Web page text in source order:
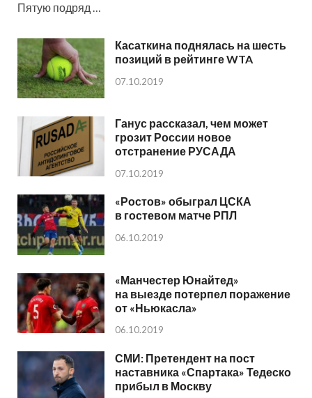
Пятую подряд …
Касаткина поднялась на шесть
позиций в рейтинге WTA
07.10.2019
Ганус рассказал, чем может
грозит России новое
отстранение РУСАДА
07.10.2019
«Ростов» обыграл ЦСКА
в гостевом матче РПЛ
06.10.2019
«Манчестер Юнайтед»
на выезде потерпел поражение
от «Ньюкасла»
06.10.2019
СМИ: Претендент на пост
наставника «Спартака» Тедеско
прибыл в Москву